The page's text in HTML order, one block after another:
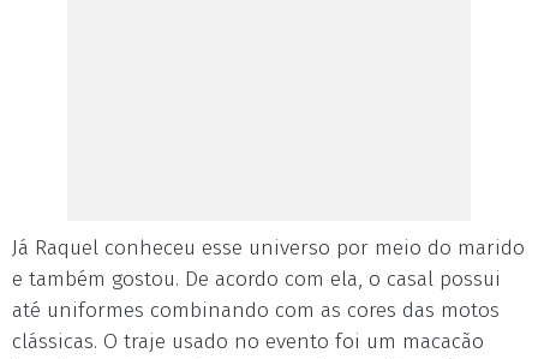
Já Raquel conheceu esse universo por meio do marido
e também gostou. De acordo com ela, o casal possui
até uniformes combinando com as cores das motos
clássicas. O traje usado no evento foi um macacão